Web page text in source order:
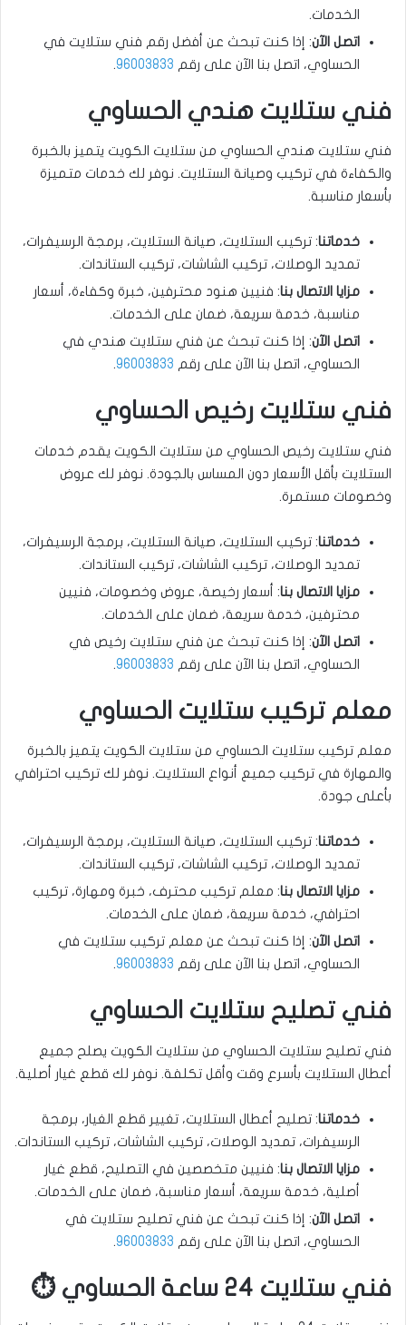
الخدمات.
اتصل الآن: إذا كنت تبحث عن أفضل رقم فني ستلايت في
الحساوي، اتصل بنا الآن على رقم 96003833
.
فني ستلايت هندي الحساوي
فني ستلايت هندي الحساوي من ستلايت الكويت يتميز بالخبرة
والكفاءة في تركيب وصيانة الستلايت. نوفر لك خدمات متميزة
بأسعار مناسبة.
خدماتنا: تركيب الستلايت، صيانة الستلايت، برمجة الرسيفرات،
تمديد الوصلات، تركيب الشاشات، تركيب الستاندات.
مزايا الاتصال بنا: فنيين هنود محترفين، خبرة وكفاءة، أسعار
مناسبة، خدمة سريعة، ضمان على الخدمات.
اتصل الآن: إذا كنت تبحث عن فني ستلايت هندي في
الحساوي، اتصل بنا الآن على رقم 96003833
.
فني ستلايت رخيص الحساوي
فني ستلايت رخيص الحساوي من ستلايت الكويت يقدم خدمات
الستلايت بأقل الأسعار دون المساس بالجودة. نوفر لك عروض
وخصومات مستمرة.
خدماتنا: تركيب الستلايت، صيانة الستلايت، برمجة الرسيفرات،
تمديد الوصلات، تركيب الشاشات، تركيب الستاندات.
مزايا الاتصال بنا: أسعار رخيصة، عروض وخصومات، فنيين
محترفين، خدمة سريعة، ضمان على الخدمات.
اتصل الآن: إذا كنت تبحث عن فني ستلايت رخيص في
الحساوي، اتصل بنا الآن على رقم 96003833
.
معلم تركيب ستلايت الحساوي ‍
معلم تركيب ستلايت الحساوي من ستلايت الكويت يتميز بالخبرة
والمهارة في تركيب جميع أنواع الستلايت. نوفر لك تركيب احترافي
بأعلى جودة.
خدماتنا: تركيب الستلايت، صيانة الستلايت، برمجة الرسيفرات،
تمديد الوصلات، تركيب الشاشات، تركيب الستاندات.
مزايا الاتصال بنا: معلم تركيب محترف، خبرة ومهارة، تركيب
احترافي، خدمة سريعة، ضمان على الخدمات.
اتصل الآن: إذا كنت تبحث عن معلم تركيب ستلايت في
الحساوي، اتصل بنا الآن على رقم 96003833
.
فني تصليح ستلايت الحساوي ️
فني تصليح ستلايت الحساوي من ستلايت الكويت يصلح جميع
أعطال الستلايت بأسرع وقت وأقل تكلفة. نوفر لك قطع غيار أصلية.
خدماتنا: تصليح أعطال الستلايت، تغيير قطع الغيار، برمجة
الرسيفرات، تمديد الوصلات، تركيب الشاشات، تركيب الستاندات.
مزايا الاتصال بنا: فنيين متخصصين في التصليح، قطع غيار
أصلية، خدمة سريعة، أسعار مناسبة، ضمان على الخدمات.
اتصل الآن: إذا كنت تبحث عن فني تصليح ستلايت في
الحساوي، اتصل بنا الآن على رقم 96003833
.
فني ستلايت 24 ساعة الحساوي ⏱️